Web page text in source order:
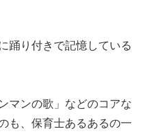
踊り付きで記憶している
マンの歌」などのコアな
も、保育士あるあるの一